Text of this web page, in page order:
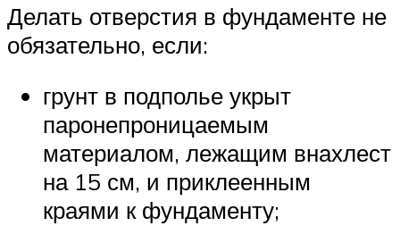
Делать отверстия в фундаменте не
обязательно, если:
грунт в подполье укрыт
паронепроницаемым
материалом, лежащим внахлест
на 15 см, и приклеенным
краями к фундаменту;